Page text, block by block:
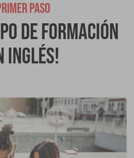
PASO
de formación
inglés!